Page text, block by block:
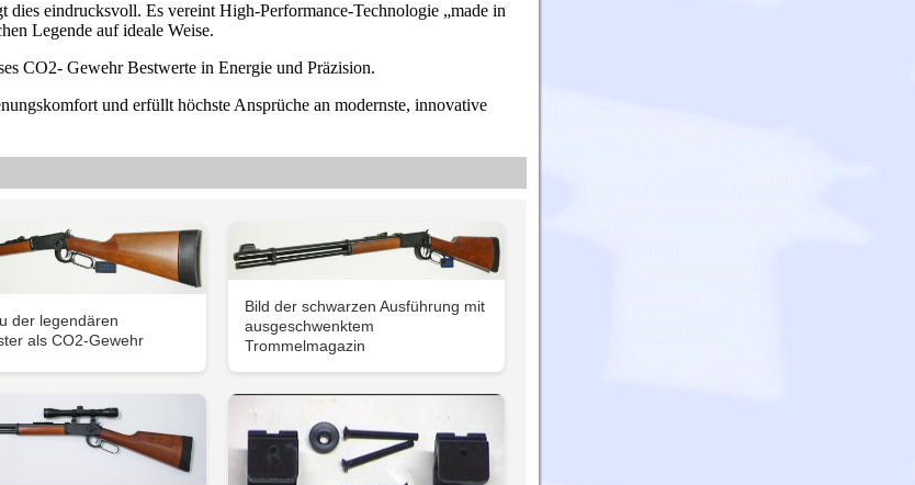
eindrucksvoll. Es vereint High-Performance-Technologie „made in
Legende auf ideale Weise.
CO2- Gewehr Bestwerte in Energie und Präzision.
und erfüllt höchste Ansprüche an modernste, innovative
der legendären
als CO2-Gewehr
Bild der schwarzen Ausführung mit
ausgeschwenktem
Trommelmagazin